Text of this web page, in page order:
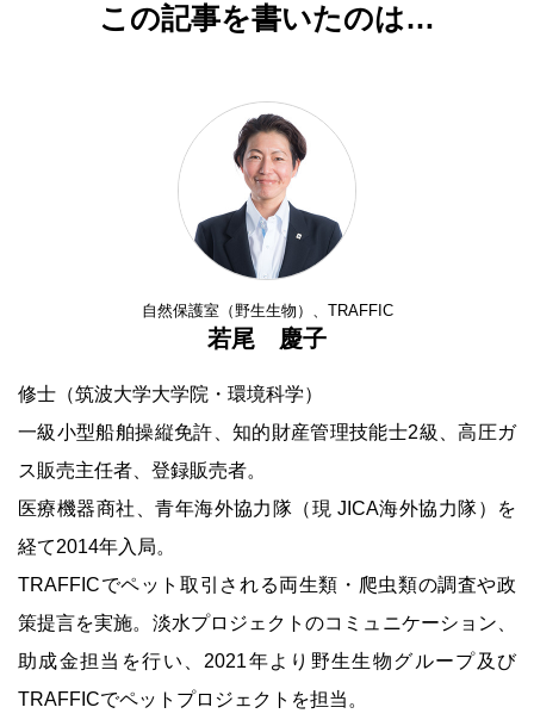
この記事を書いたのは…
自然保護室（野生生物）、TRAFFIC
若尾 慶子
修士（筑波大学大学院・環境科学）
一級小型船舶操縦免許、知的財産管理技能士2級、高圧ガ
ス販売主任者、登録販売者。
医療機器商社、青年海外協力隊（現 JICA海外協力隊）を
経て2014年入局。
TRAFFICでペット取引される両生類・爬虫類の調査や政
策提言を実施。淡水プロジェクトのコミュニケーション、
助成金担当を行い、2021年より野生生物グループ及び
TRAFFICでペットプロジェクトを担当。